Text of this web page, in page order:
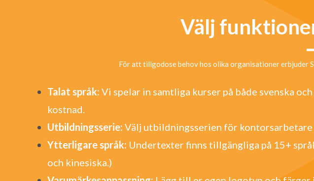
Välj
För att tillgodose behov hos olika organisationer
Talat språk: Vi spelar in samtliga kurser på både svenska
kostnad.
Utbildningsserie: Välj utbildningsserien för
Ytterligare språk: Undertexter finns tillgängliga på 15+
och kinesiska.)